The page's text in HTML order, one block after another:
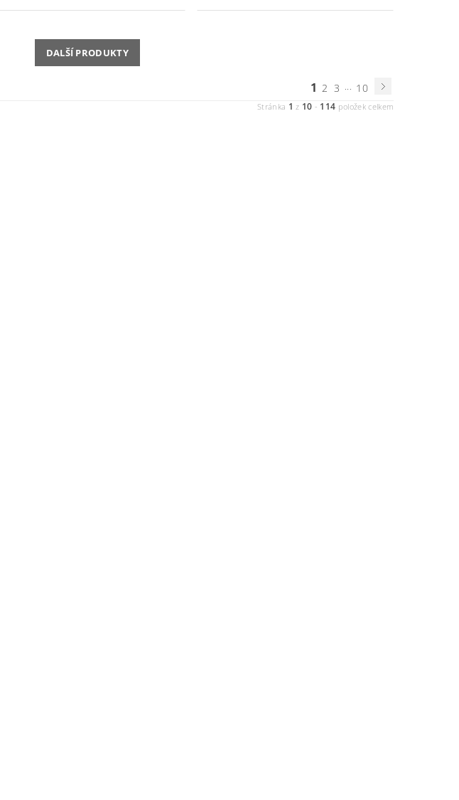
DALŠÍ PRODUKTY
1 2 3 ... 10
Stránka 1 z 10 - 114 položek celkem